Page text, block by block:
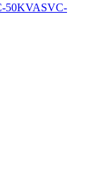
50KVASVC-